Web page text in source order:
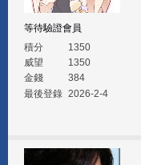
等待驗證會員
積分
1350
威望
1350
金錢
384
最後登錄 2026-2-4